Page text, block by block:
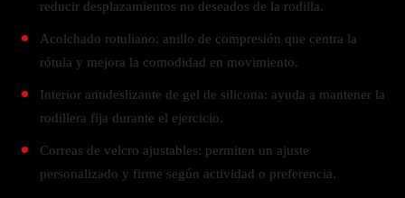
reducir desplazamientos no deseados de la rodilla.
Acolchado rotuliano: anillo de compresión que centra la
rótula y mejora la comodidad en movimiento.
Interior antideslizante de gel de silicona: ayuda a mantener la
rodillera fija durante el ejercicio.
Correas de velcro ajustables: permiten un ajuste
personalizado y firme según actividad o preferencia.